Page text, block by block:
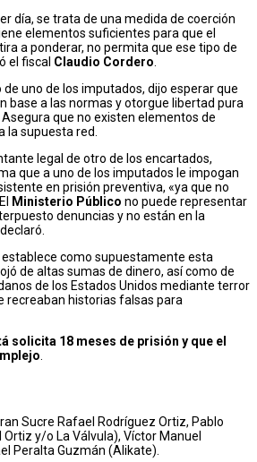
día, se trata de una medida de coerción
elementos suficientes para que el
a ponderar, no permita que ese tipo de
el fiscal Claudio Cordero
uno de los imputados, dijo esperar que
base a las normas y otorgue libertad pura
que no existen elementos de
la supuesta red.
legal de otro de los encartados,
que a uno de los imputados le impogan
en prisión preventiva, «ya que no
Ministerio Público no puede representar
denuncias y no están en la
como supuestamente esta
de altas sumas de dinero, así como de
de los Estados Unidos mediante terror
recreaban historias falsas para
solicita 18 meses de prisión y que el
Sucre Rafael Rodríguez Ortiz, Pablo
y/o La Válvula), Víctor Manuel
Peralta Guzmán (Alikate).